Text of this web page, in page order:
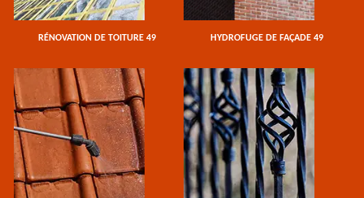
RÉNOVATION DE TOITURE 49 HYDROFUGE DE FAÇADE 49